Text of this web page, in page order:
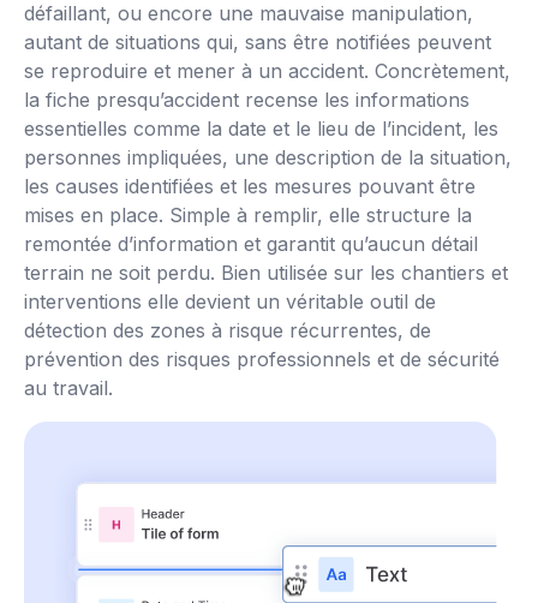
défaillant, ou encore une mauvaise manipulation,
autant de situations qui, sans être notifiées peuvent
se reproduire et mener à un accident. Concrètement,
la fiche presqu’accident recense les informations
essentielles comme la date et le lieu de l’incident, les
personnes impliquées, une description de la situation,
les causes identifiées et les mesures pouvant être
mises en place. Simple à remplir, elle structure la
remontée d’information et garantit qu’aucun détail
terrain ne soit perdu. Bien utilisée sur les chantiers et
interventions elle devient un véritable outil de
détection des zones à risque récurrentes, de
prévention des risques professionnels et de sécurité
au travail.